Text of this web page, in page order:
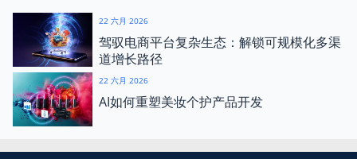
22 六月 2026
驾驭电商平台复杂生态：解锁可规模化多渠
道增长路径
22 六月 2026
AI如何重塑美妆个护产品开发